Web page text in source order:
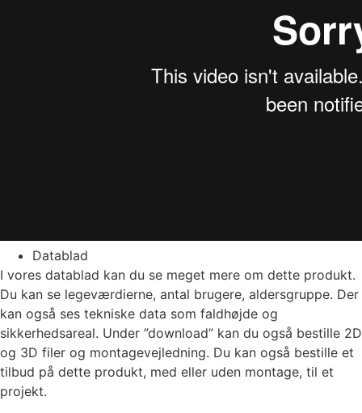
Datablad
I vores datablad kan du se meget mere om dette produkt.
Du kan se legeværdierne, antal brugere, aldersgruppe. Der
kan også ses tekniske data som faldhøjde og
sikkerhedsareal. Under ”download” kan du også bestille 2D
og 3D filer og montagevejledning. Du kan også bestille et
tilbud på dette produkt, med eller uden montage, til et
projekt.